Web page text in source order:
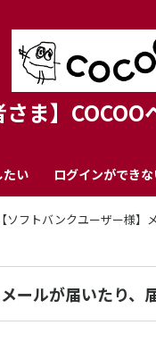
さま】
たい ログインができ
【ソフトバンクユーザー様】
ールが届いたり、